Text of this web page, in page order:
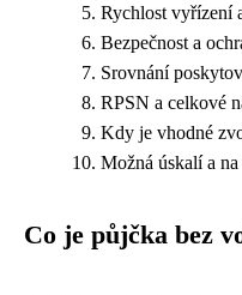
Rychlost vyřízení
Bezpečnost a
Srovnání
RPSN a celkové
Kdy je vhodné
Možná úskalí a
Co je půjčka bez